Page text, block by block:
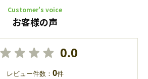
Customer’s voice
お客様の声
0.0
レビュー件数： 0件